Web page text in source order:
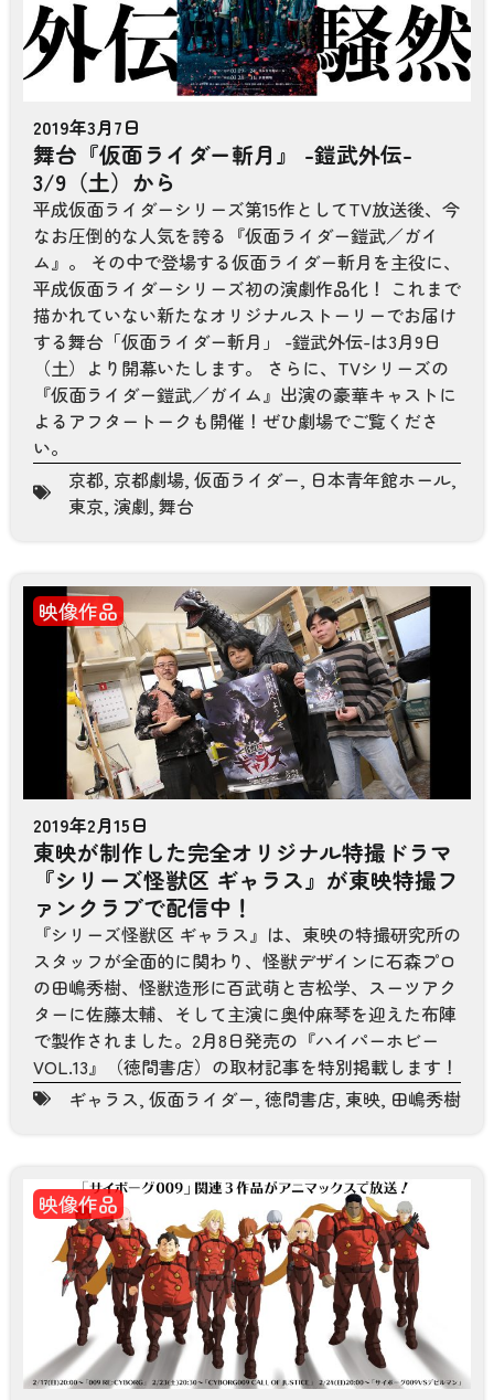
2019年3月7日
舞台『仮面ライダー斬月』 -鎧武外伝-
3/9（土）から
平成仮面ライダーシリーズ第15作としてTV放送後、今
なお圧倒的な人気を誇る『仮面ライダー鎧武／ガイ
ム』。 その中で登場する仮面ライダー斬月を主役に、
平成仮面ライダーシリーズ初の演劇作品化！ これまで
描かれていない新たなオリジナルストーリーでお届け
する舞台「仮面ライダー斬月」 -鎧武外伝-は3月9日
（土）より開幕いたします。 さらに、TVシリーズの
『仮面ライダー鎧武／ガイム』出演の豪華キャストに
よるアフタートークも開催！ぜひ劇場でご覧くださ
い。
京都, 京都劇場, 仮面ライダー, 日本青年館ホール,
東京, 演劇, 舞台
映像作品
2019年2月15日
東映が制作した完全オリジナル特撮ドラマ
『シリーズ怪獣区 ギャラス』が東映特撮フ
ァンクラブで配信中！
『シリーズ怪獣区 ギャラス』は、東映の特撮研究所の
スタッフが全面的に関わり、怪獣デザインに石森プロ
の田嶋秀樹、怪獣造形に百武萌と吉松学、スーツアク
ターに佐藤太輔、そして主演に奥仲麻琴を迎えた布陣
で製作されました。2月8日発売の『ハイパーホビー
VOL.13』（徳間書店）の取材記事を特別掲載します！
ギャラス, 仮面ライダー, 徳間書店, 東映, 田嶋秀樹
映像作品